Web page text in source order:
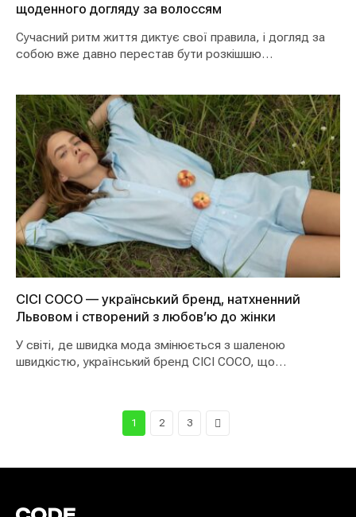
щоденного догляду за волоссям
Сучасний ритм життя диктує свої правила, і догляд за
собою вже давно перестав бути розкішшю…
CICI COCO — український бренд, натхненний
Львовом і створений з любов’ю до жінки
У світі, де швидка мода змінюється з шаленою
швидкістю, український бренд CICI COCO, що
1 2 3 Next